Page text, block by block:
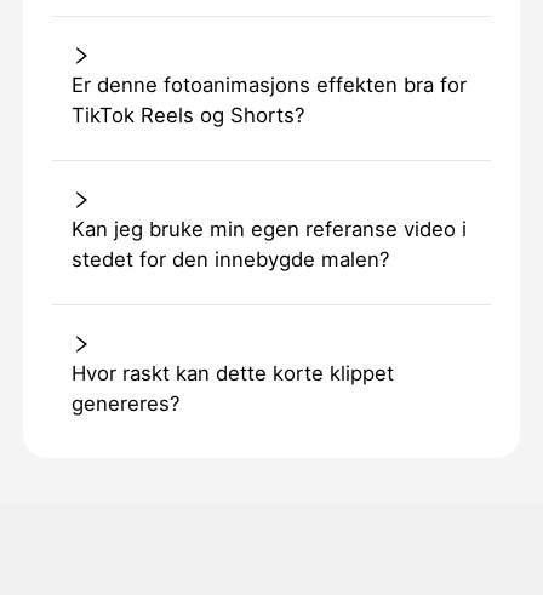
Er denne fotoanimasjons effekten bra for
TikTok Reels og Shorts?
Kan jeg bruke min egen referanse video i
stedet for den innebygde malen?
Hvor raskt kan dette korte klippet
genereres?